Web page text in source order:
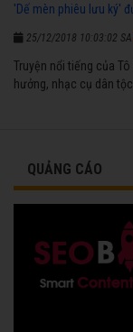
'Dế mèn phiêu lưu ký'
25/12/2018 10:03:02 SA
Truyện nổi tiếng của
hưởng, nhạc cụ dân tộc...
QUẢNG CÁO